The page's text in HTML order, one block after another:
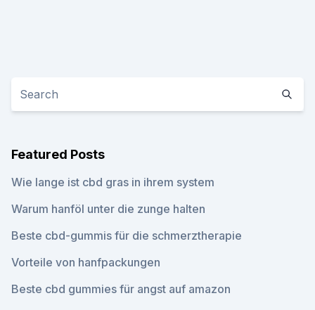
Featured Posts
Wie lange ist cbd gras in ihrem system
Warum hanföl unter die zunge halten
Beste cbd-gummis für die schmerztherapie
Vorteile von hanfpackungen
Beste cbd gummies für angst auf amazon